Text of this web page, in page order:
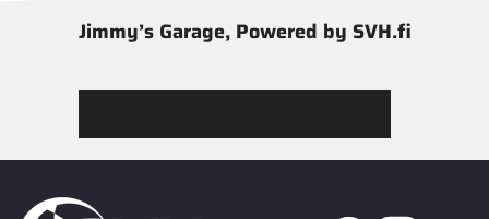
Jimmy’s Garage, Powered by SVH.fi